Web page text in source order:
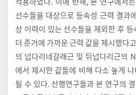
선수들을 대상으로 등속성 근력 결과
상 이력이 있는 선수들을 제외한 후
더 준거에 가까운 근력 값을 제시했다
의 넙다리네갈래근 및 뒤넙다리근의
에서 제시한 값들에 비해 다소 높게
될 수 있다. 선행연구들과 본 연구의